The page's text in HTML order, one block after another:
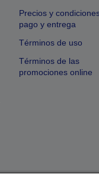
Precios y
pago y entrega
Términos de uso
Términos de las
promociones online